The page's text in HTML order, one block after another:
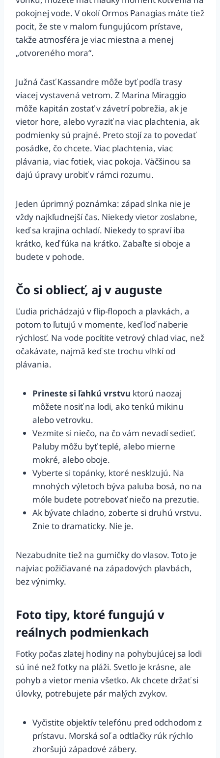
pokojnej vode. V okolí Ormos Panagias máte tiež
pocit, že ste v malom fungujúcom prístave,
takže atmosféra je viac miestna a menej
„otvoreného mora“.
Južná časť Kassandre môže byť podľa trasy
viacej vystavená vetrom. Z Marina Miraggio
môže kapitán zostať v závetrí pobrežia, ak je
vietor hore, alebo vyraziť na viac plachtenia, ak
podmienky sú prajné. Preto stojí za to povedať
posádke, čo chcete. Viac plachtenia, viac
plávania, viac fotiek, viac pokoja. Väčšinou sa
dajú úpravy urobiť v rámci rozumu.
Jeden úprimný poznámka: západ slnka nie je
vždy najkľudnejší čas. Niekedy vietor zoslabne,
keď sa krajina ochladí. Niekedy to spraví iba
krátko, keď fúka na krátko. Zabaľte si oboje a
budete v pohode.
Čo si obliecť, aj v auguste
Ľudia prichádzajú v flip-flopoch a plavkách, a
potom to ľutujú v momente, keď loď naberie
rýchlosť. Na vode pocítite vetrový chlad viac, než
očakávate, najmä keď ste trochu vlhkí od
plávania.
Prineste si ľahkú vrstvu ktorú naozaj
môžete nosiť na lodi, ako tenkú mikinu
alebo vetrovku.
Vezmite si niečo, na čo vám nevadí sedieť.
Paluby môžu byť teplé, alebo mierne
mokré, alebo oboje.
Vyberte si topánky, ktoré nesklzujú. Na
mnohých výletoch býva paluba bosá, no na
móle budete potrebovať niečo na prezutie.
Ak bývate chladno, zoberte si druhú vrstvu.
Znie to dramaticky. Nie je.
Nezabudnite tiež na gumičky do vlasov. Toto je
najviac požičiavané na západových plavbách,
bez výnimky.
Foto tipy, ktoré fungujú v
reálnych podmienkach
Fotky počas zlatej hodiny na pohybujúcej sa lodi
sú iné než fotky na pláži. Svetlo je krásne, ale
pohyb a vietor menia všetko. Ak chcete držať si
úlovky, potrebujete pár malých zvykov.
Vyčistite objektív telefónu pred odchodom z
prístavu. Morská soľ a odtlačky rúk rýchlo
zhoršujú západové zábery.